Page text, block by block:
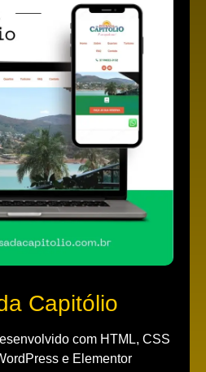
Capitólio
com HTML, CSS
e Elementor